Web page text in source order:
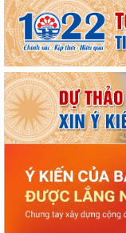
ỦY BAN NHÂN DÂN XÃ
DẪN NGƯỜI DÂN
KẾ HOẠCH Triển khai
tại Nhật Bản Đợt II năm
Kỷ niệm 79 năm Ngày
KHẢO SÁT, THĂM DÒ
QUYỀN ĐỊA PHƯƠNG 02